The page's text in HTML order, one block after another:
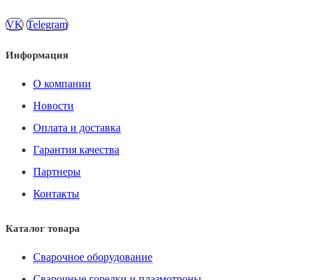
VK Telegram
Информация
О компании
Новости
Оплата и доставка
Гарантия качества
Партнеры
Контакты
Каталог товара
Сварочное оборудование